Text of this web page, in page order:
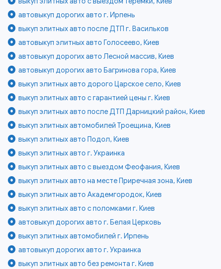
автовыкуп дорогих авто г. Ирпень
выкуп элитных авто после ДТП г. Васильков
автовыкуп элитных авто Голосеево, Киев
автовыкуп дорогих авто Лесной массив, Киев
автовыкуп дорогих авто Багринова гора, Киев
выкуп элитных авто дорого Царское село, Киев
выкуп элитных авто с гарантией цены г. Киев
выкуп элитных авто после ДТП Дарницкий район, Киев
выкуп элитных автомобилей Троещина, Киев
выкуп элитных авто Подол, Киев
выкуп элитных авто г. Украинка
выкуп элитных авто с выездом Феофания, Киев
выкуп элитных авто на месте Приречная зона, Киев
выкуп элитных авто Академгородок, Киев
выкуп элитных авто с поломками г. Киев
автовыкуп дорогих авто г. Белая Церковь
выкуп элитных автомобилей г. Ирпень
автовыкуп дорогих авто г. Украинка
выкуп элитных авто без ремонта г. Киев